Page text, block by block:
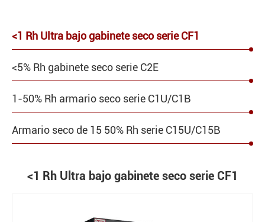
<1 Rh Ultra bajo gabinete seco serie CF1
<5% Rh gabinete seco serie C2E
1-50% Rh armario seco serie C1U/C1B
Armario seco de 15 50% Rh serie C15U/C15B
<1 Rh Ultra bajo gabinete seco serie CF1